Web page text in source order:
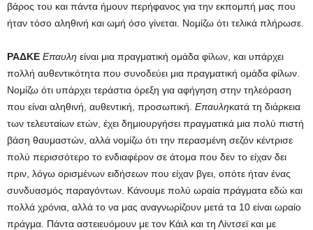
βάρος του και πάντα ήμουν περήφανος για την εκπομπή μας που
ήταν τόσο αληθινή και ωμή όσο γίνεται. Νομίζω ότι τελικά πλήρωσε.
ΡΑΔΚΕ Επαυλη είναι μια πραγματική ομάδα φίλων, και υπάρχει
πολλή αυθεντικότητα που συνοδεύει μια πραγματική ομάδα φίλων.
Νομίζω ότι υπάρχει τεράστια όρεξη για αφήγηση στην τηλεόραση
που είναι αληθινή, αυθεντική, προσωπική. Επαυληκατά τη διάρκεια
των τελευταίων ετών, έχει δημιουργήσει πραγματικά μια πολύ πιστή
βάση θαυμαστών, αλλά νομίζω ότι την περασμένη σεζόν κέντρισε
πολύ περισσότερο το ενδιαφέρον σε άτομα που δεν το είχαν δει
πριν, λόγω ορισμένων ειδήσεων που είχαν βγει, οπότε ήταν ένας
συνδυασμός παραγόντων. Κάνουμε πολύ ωραία πράγματα εδώ και
πολλά χρόνια, αλλά το να μας αναγνωρίζουν μετά τα 10 είναι ωραίο
πράγμα. Πάντα αστειευόμουν με τον Κάιλ και τη Λίντσεϊ και με